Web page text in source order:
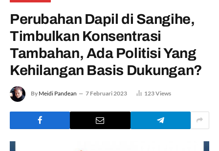
Perubahan Dapil di Sangihe,
Timbulkan Konsentrasi
Tambahan, Ada Politisi Yang
Kehilangan Basis Dukungan?
By Meidi Pandean 7 Februari 2023 123Views